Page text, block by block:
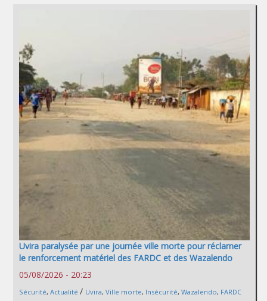
Uvira paralysée par une journée ville morte pour réclamer
le renforcement matériel des FARDC et des Wazalendo
05/08/2026 - 20:23
Sécurité, Actualité / Uvira, Ville morte, Insécurité, Wazalendo, FARDC